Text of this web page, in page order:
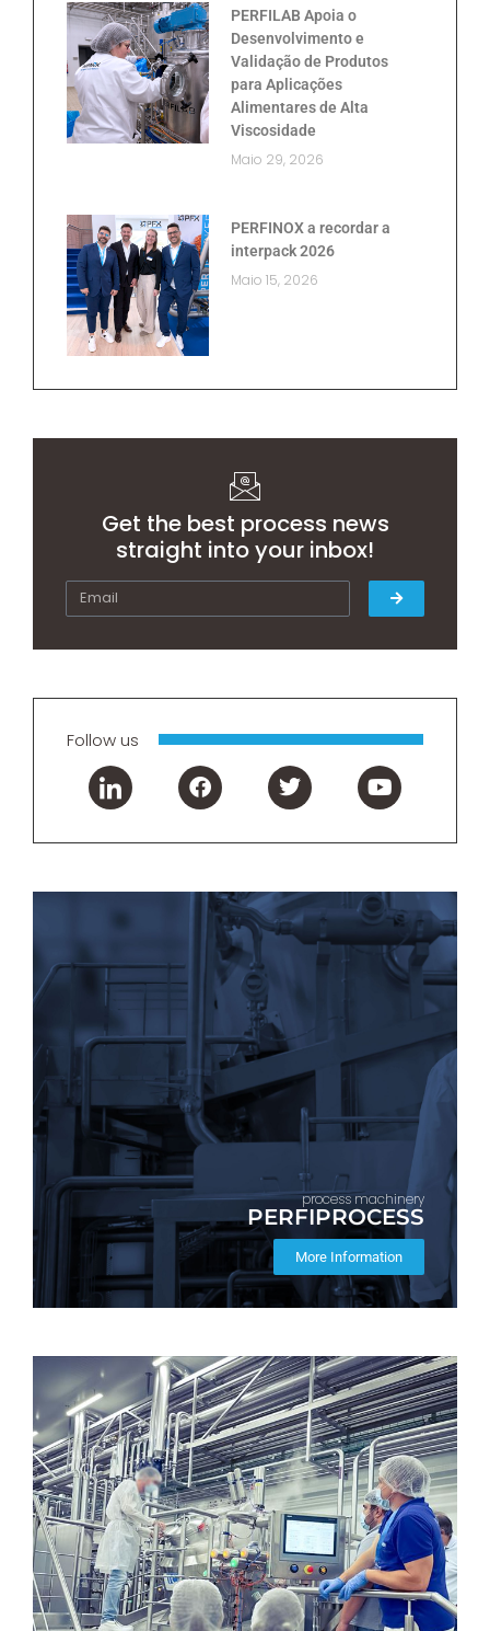
PERFILAB Apoia o
Desenvolvimento e
Validação de Produtos
para Aplicações
Alimentares de Alta
Viscosidade
Maio 29, 2026
PERFINOX a recordar a
interpack 2026
Maio 15, 2026
Get the best process news
straight into your inbox!
Follow us
process machinery
PERFIPROCESS
More Information